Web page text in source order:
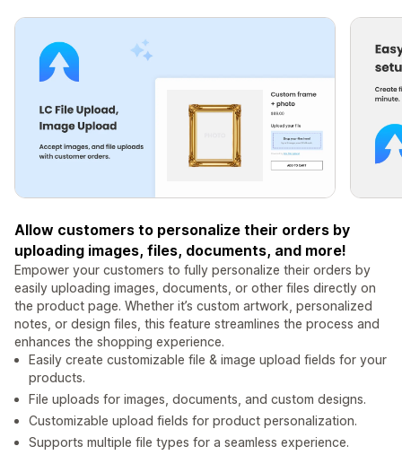
Allow customers to personalize their orders by
uploading images, files, documents, and more!
Empower your customers to fully personalize their orders by
easily uploading images, documents, or other files directly on
the product page. Whether it’s custom artwork, personalized
notes, or design files, this feature streamlines the process and
enhances the shopping experience.
Easily create customizable file & image upload fields for your
products.
File uploads for images, documents, and custom designs.
Customizable upload fields for product personalization.
Supports multiple file types for a seamless experience.